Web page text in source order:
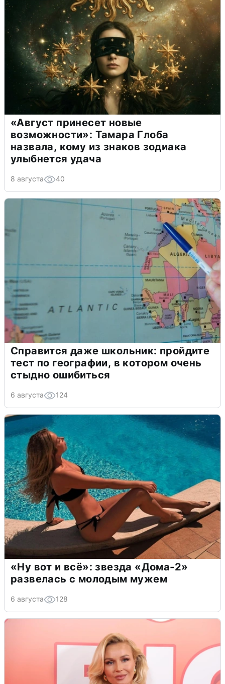
«Август принесет новые
возможности»: Тамара Глоба
назвала, кому из знаков зодиака
улыбнется удача
8 августа 40
Справится даже школьник: пройдите
тест по географии, в котором очень
стыдно ошибиться
6 августа 124
«Ну вот и всё»: звезда «Дома-2»
развелась с молодым мужем
6 августа 128